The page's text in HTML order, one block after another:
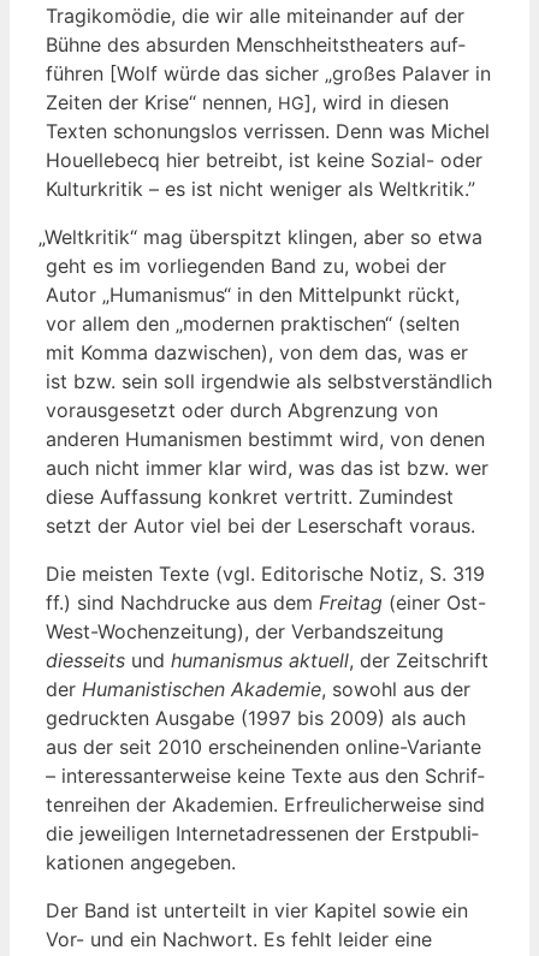
Tra­gi­ko­mö­die, die wir alle mit­ein­an­der auf der
Büh­ne des absur­den Mensch­heits­thea­ters auf­
füh­ren [Wolf wür­de das sicher „gro­ßes Pala­ver in
Zei­ten der Kri­se“ nen­nen, HG], wird in die­sen
Tex­ten scho­nungs­los ver­ris­sen. Denn was Michel
Hou­el­le­becq hier betreibt, ist kei­ne Sozi­al- oder
Kul­tur­kri­tik – es ist nicht weni­ger als Weltkritik.”
„Welt­kri­tik“ mag über­spitzt klin­gen, aber so etwa
geht es im vor­lie­gen­den Band zu, wobei der
Autor „Huma­nis­mus“ in den Mit­tel­punkt rückt,
vor allem den „moder­nen prak­ti­schen“ (sel­ten
mit Kom­ma dazwi­schen), von dem das, was er
ist bzw. sein soll irgend­wie als selbst­ver­ständ­lich
vor­aus­ge­setzt oder durch Abgren­zung von
ande­ren Huma­nis­men bestimmt wird, von denen
auch nicht immer klar wird, was das ist bzw. wer
die­se Auf­fas­sung kon­kret ver­tritt. Zumin­dest
setzt der Autor viel bei der Leser­schaft voraus.
Die meis­ten Tex­te (vgl. Edi­to­ri­sche Notiz, S. 319
ff.) sind Nach­dru­cke aus dem Frei­tag (einer Ost-
West-Wochen­zei­tung), der Ver­bands­zei­tung
dies­seits und huma­nis­mus aktu­ell, der Zeit­schrift
der Huma­nis­ti­schen Aka­de­mie, sowohl aus der
gedruck­ten Aus­ga­be (1997 bis 2009) als auch
aus der seit 2010 erschei­nen­den online-Vari­an­te
– inter­es­san­ter­wei­se kei­ne Tex­te aus den Schrif­
ten­rei­hen der Aka­de­mien. Erfreu­li­cher­wei­se sind
die jewei­li­gen Inter­net­adres­se­nen der Erst­pu­bli­
ka­tio­nen angegeben.
Der Band ist unter­teilt in vier Kapi­tel sowie ein
Vor- und ein Nach­wort. Es fehlt lei­der eine